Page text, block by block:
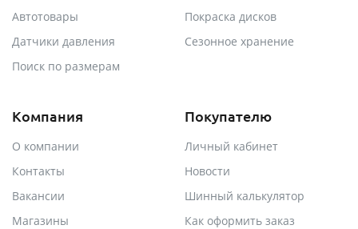
Автотовары
Датчики давления
Поиск по размерам
Покраска дисков
Сезонное хранение
Компания
О компании
Контакты
Вакансии
Магазины
Покупателю
Личный кабинет
Новости
Шинный калькулятор
Как оформить заказ